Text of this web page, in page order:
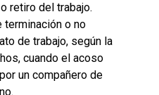
retiro del trabajo.
terminación o no
de trabajo, según la
cuando el acoso
un compañero de